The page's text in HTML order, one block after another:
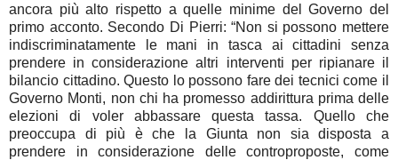
ancora più alto rispetto a quelle minime del Governo del
primo acconto. Secondo Di Pierri: “Non si possono mettere
indiscriminatamente le mani in tasca ai cittadini senza
prendere in considerazione altri interventi per ripianare il
bilancio cittadino. Questo lo possono fare dei tecnici come il
Governo Monti, non chi ha promesso addirittura prima delle
elezioni di voler abbassare questa tassa. Quello che
preoccupa di più è che la Giunta non sia disposta a
prendere in considerazione delle controproposte, come